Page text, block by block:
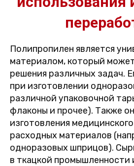
Полипропилен является
материалом, который
решения различных задач.
при изготовлении
различной упаковочной
флаконы и прочее). Также
изготовления
расходных материалов
одноразовых шприцов).
в ткацкой промышленности